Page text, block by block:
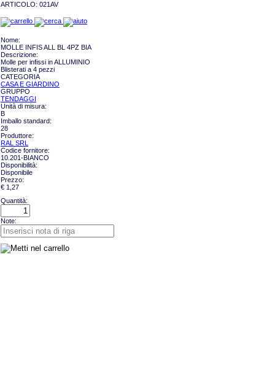
ARTICOLO: 021AV
Nome:
MOLLE INFIS ALL BL 4PZ BIA
Descrizione:
Molle per infissi in ALLUMINIO
Blisterati a 4 pezzi
CATEGORIA
CASA E GIARDINO
GRUPPO
TENDAGGI
Unità di misura:
B
Imballo standard:
28
Produttore:
RAL SRL
Codice fornitore:
10.201-BIANCO
Disponibilità:
Disponibile
Prezzo:
€ 1,27
Quantità:
Note: